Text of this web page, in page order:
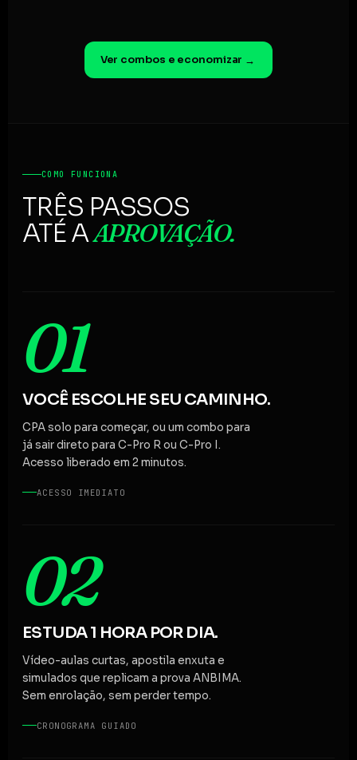
Ver combos e economizar →
COMO FUNCIONA
TRÊS PASSOS
ATÉ AAPROVAÇÃO.
01
VOCÊ ESCOLHE SEU CAMINHO.
CPA solo para começar, ou um combo para
já sair direto para C-Pro R ou C-Pro I.
Acesso liberado em 2 minutos.
ACESSO IMEDIATO
02
ESTUDA 1 HORA POR DIA.
Vídeo-aulas curtas, apostila enxuta e
simulados que replicam a prova ANBIMA.
Sem enrolação, sem perder tempo.
CRONOGRAMA GUIADO